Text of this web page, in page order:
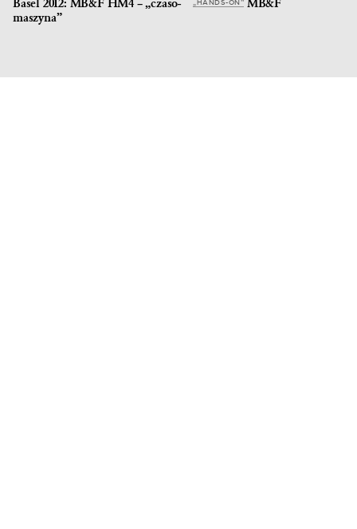
Basel 2012: MB&F HM4 – „czaso-
maszyna”
„HANDS-ON” MB&F